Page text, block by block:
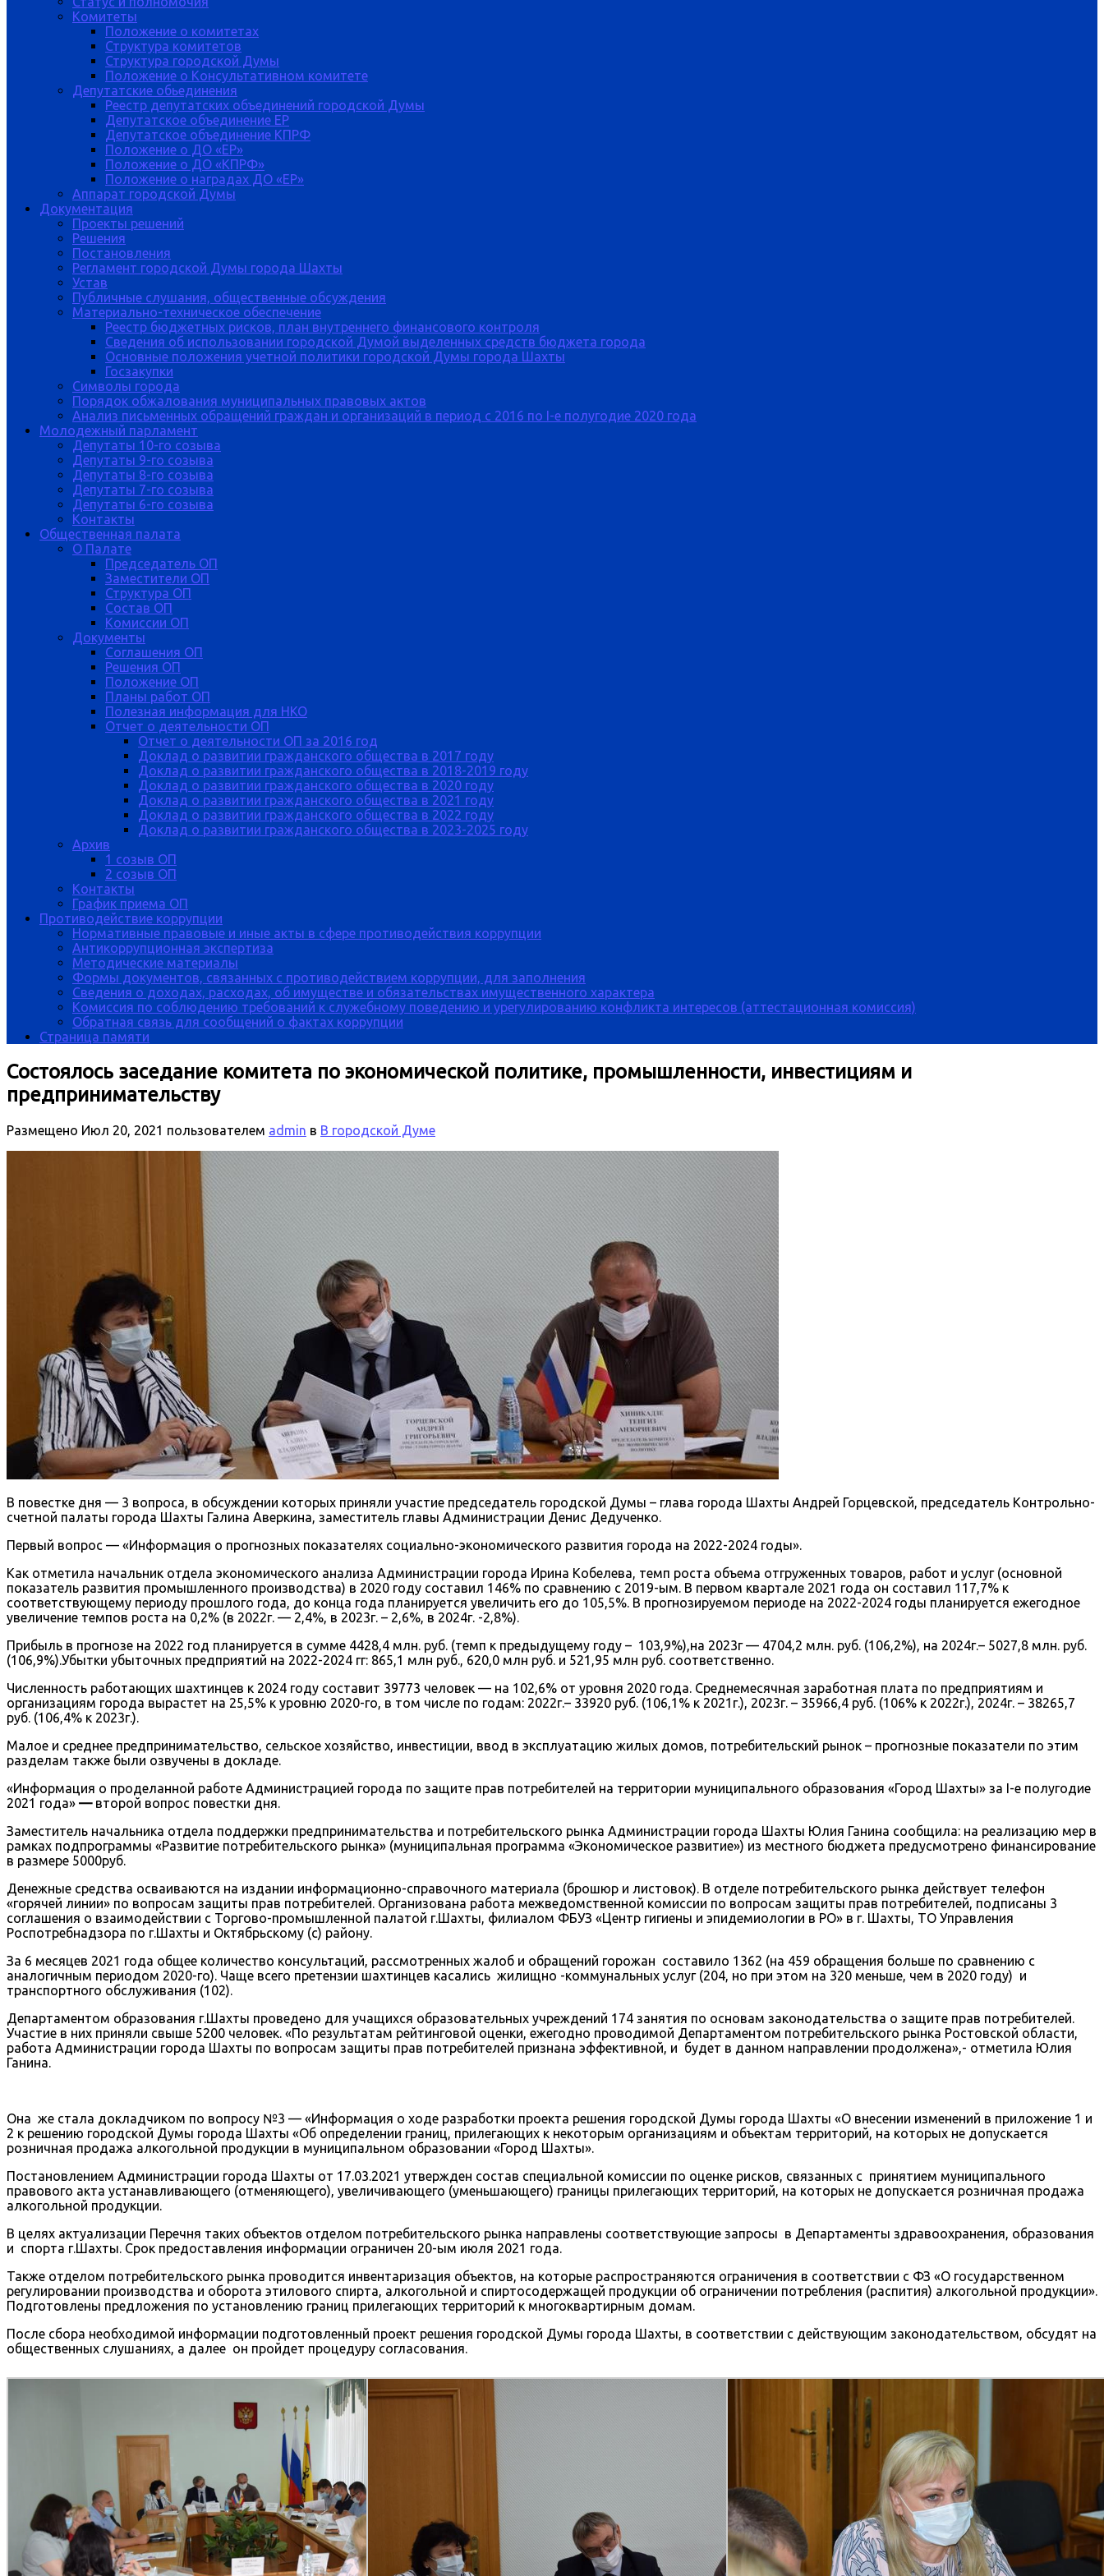
Комитеты
Положение о комитетах
Структура комитетов
Структура городской Думы
Положение о Консультативном комитете
Депутатские обьединения
Реестр депутатских объединений городской Думы
Депутатское объединение ЕР
Депутатское объединение КПРФ
Положение о ДО «ЕР»
Положение о ДО «КПРФ»
Положение о наградах ДО «ЕР»
Аппарат городской Думы
Документация
Проекты решений
Решения
Постановления
Регламент городской Думы города Шахты
Устав
Публичные слушания, общественные обсуждения
Материально-техническое обеспечение
Реестр бюджетных рисков, план внутреннего финансового контроля
Сведения об использовании городской Думой выделенных средств бюджета города
Основные положения учетной политики городской Думы города Шахты
Госзакупки
Символы города
Порядок обжалования муниципальных правовых актов
Анализ письменных обращений граждан и организаций в период с 2016 по I-е полугодие 2020 года
Молодежный парламент
Депутаты 10-го созыва
Депутаты 9-го созыва
Депутаты 8-го созыва
Депутаты 7-го созыва
Депутаты 6-го созыва
Контакты
Общественная палата
О Палате
Председатель ОП
Заместители ОП
Структура ОП
Состав ОП
Комиссии ОП
Документы
Соглашения ОП
Решения ОП
Положение ОП
Планы работ ОП
Полезная информация для НКО
Отчет о деятельности ОП
Отчет о деятельности ОП за 2016 год
Доклад о развитии гражданского общества в 2017 году
Доклад о развитии гражданского общества в 2018-2019 году
Доклад о развитии гражданского общества в 2020 году
Доклад о развитии гражданского общества в 2021 году
Доклад о развитии гражданского общества в 2022 году
Доклад о развитии гражданского общества в 2023-2025 году
Архив
1 созыв ОП
2 созыв ОП
Контакты
График приема ОП
Противодействие коррупции
Нормативные правовые и иные акты в сфере противодействия коррупции
Антикоррупционная экспертиза
Методические материалы
Формы документов, связанных с противодействием коррупции, для заполнения
Сведения о доходах, расходах, об имуществе и обязательствах имущественного характера
Комиссия по соблюдению требований к служебному поведению и урегулированию конфликта интересов (аттестационная комиссия)
Обратная связь для сообщений о фактах коррупции
Страница памяти
Состоялось заседание комитета по экономической политике, промышленности, инвестициям и
предпринимательству
Размещено Июл 20, 2021 пользователем admin в В городской Думе
В повестке дня — 3 вопроса, в обсуждении которых приняли участие председатель городской Думы – глава города Шахты Андрей Горцевской, председатель Контрольно-
счетной палаты города Шахты Галина Аверкина, заместитель главы Администрации Денис Дедученко.
Первый вопрос — «Информация о прогнозных показателях социально-экономического развития города на 2022-2024 годы».
Как отметила начальник отдела экономического анализа Администрации города Ирина Кобелева, темп роста объема отгруженных товаров, работ и услуг (основной
показатель развития промышленного производства) в 2020 году составил 146% по сравнению с 2019-ым. В первом квартале 2021 года он составил 117,7% к
соответствующему периоду прошлого года, до конца года планируется увеличить его до 105,5%. В прогнозируемом периоде на 2022-2024 годы планируется ежегодное
увеличение темпов роста на 0,2% (в 2022г. — 2,4%, в 2023г. – 2,6%, в 2024г. -2,8%).
Прибыль в прогнозе на 2022 год планируется в сумме 4428,4 млн. руб. (темп к предыдущему году – 103,9%),на 2023г — 4704,2 млн. руб. (106,2%), на 2024г.– 5027,8 млн. руб.
(106,9%).Убытки убыточных предприятий на 2022-2024 гг: 865,1 млн руб., 620,0 млн руб. и 521,95 млн руб. соответственно.
Численность работающих шахтинцев к 2024 году составит 39773 человек — на 102,6% от уровня 2020 года. Среднемесячная заработная плата по предприятиям и
организациям города вырастет на 25,5% к уровню 2020-го, в том числе по годам: 2022г.– 33920 руб. (106,1% к 2021г.), 2023г. – 35966,4 руб. (106% к 2022г.), 2024г. – 38265,7
руб. (106,4% к 2023г.).
Малое и среднее предпринимательство, сельское хозяйство, инвестиции, ввод в эксплуатацию жилых домов, потребительский рынок – прогнозные показатели по этим
разделам также были озвучены в докладе.
«Информация о проделанной работе Администрацией города по защите прав потребителей на территории муниципального образования «Город Шахты» за I-е полугодие
2021 года» — второй вопрос повестки дня.
Заместитель начальника отдела поддержки предпринимательства и потребительского рынка Администрации города Шахты Юлия Ганина сообщила: на реализацию мер в
рамках подпрограммы «Развитие потребительского рынка» (муниципальная программа «Экономическое развитие») из местного бюджета предусмотрено финансирование
в размере 5000руб.
Денежные средства осваиваются на издании информационно-справочного материала (брошюр и листовок). В отделе потребительского рынка действует телефон
«горячей линии» по вопросам защиты прав потребителей. Организована работа межведомственной комиссии по вопросам защиты прав потребителей, подписаны 3
соглашения о взаимодействии с Торгово-промышленной палатой г.Шахты, филиалом ФБУЗ «Центр гигиены и эпидемиологии в РО» в г. Шахты, ТО Управления
Роспотребнадзора по г.Шахты и Октябрьскому (с) району.
За 6 месяцев 2021 года общее количество консультаций, рассмотренных жалоб и обращений горожан составило 1362 (на 459 обращения больше по сравнению с
аналогичным периодом 2020-го). Чаще всего претензии шахтинцев касались жилищно -коммунальных услуг (204, но при этом на 320 меньше, чем в 2020 году) и
транспортного обслуживания (102).
Департаментом образования г.Шахты проведено для учащихся образовательных учреждений 174 занятия по основам законодательства о защите прав потребителей.
Участие в них приняли свыше 5200 человек. «По результатам рейтинговой оценки, ежегодно проводимой Департаментом потребительского рынка Ростовской области,
работа Администрации города Шахты по вопросам защиты прав потребителей признана эффективной, и будет в данном направлении продолжена»,- отметила Юлия
Ганина.
Она же стала докладчиком по вопросу №3 — «Информация о ходе разработки проекта решения городской Думы города Шахты «О внесении изменений в приложение 1 и
2 к решению городской Думы города Шахты «Об определении границ, прилегающих к некоторым организациям и объектам территорий, на которых не допускается
розничная продажа алкогольной продукции в муниципальном образовании «Город Шахты».
Постановлением Администрации города Шахты от 17.03.2021 утвержден состав специальной комиссии по оценке рисков, связанных с принятием муниципального
правового акта устанавливающего (отменяющего), увеличивающего (уменьшающего) границы прилегающих территорий, на которых не допускается розничная продажа
алкогольной продукции.
В целях актуализации Перечня таких объектов отделом потребительского рынка направлены соответствующие запросы в Департаменты здравоохранения, образования
и спорта г.Шахты. Срок предоставления информации ограничен 20-ым июля 2021 года.
Также отделом потребительского рынка проводится инвентаризация объектов, на которые распространяются ограничения в соответствии с ФЗ «О государственном
регулировании производства и оборота этилового спирта, алкогольной и спиртосодержащей продукции об ограничении потребления (распития) алкогольной продукции».
Подготовлены предложения по установлению границ прилегающих территорий к многоквартирным домам.
После сбора необходимой информации подготовленный проект решения городской Думы города Шахты, в соответствии с действующим законодательством, обсудят на
общественных слушаниях, а далее он пройдет процедуру согласования.